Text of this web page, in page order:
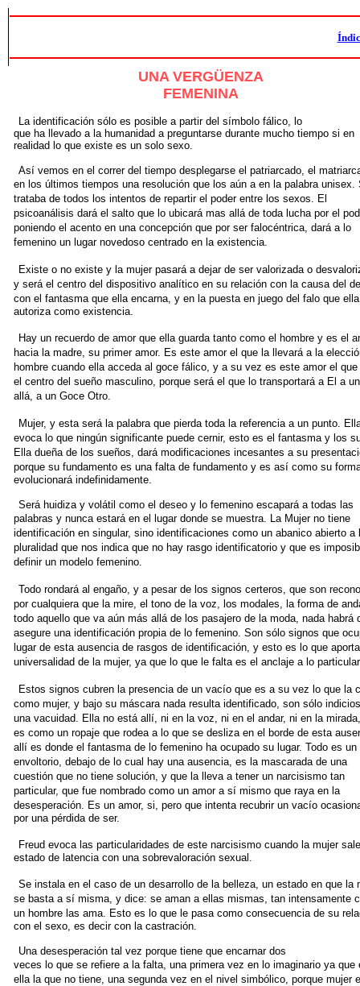
UNA VERGÜENZA
FEMENINA
La identificación sólo es posible a partir del símbolo fálico, lo
que ha llevado a la humanidad a preguntarse durante mucho tiempo si en
realidad lo que existe es un solo sexo.
Así vemos en el correr del tiempo desplegarse el patriarcado, el
en los últimos tiempos una resolución que los aún a en la palabra unisex.
trataba de todos los intentos de repartir el poder entre los sexos. El
psicoanálisis dará el salto que lo ubicará mas allá de toda lucha por el
poniendo el acento en una concepción que por ser falocéntrica, dará a lo
femenino un lugar novedoso centrado en la existencia.
Existe o no existe y la mujer pasará a dejar de ser valorizada o
y será el centro del dispositivo analítico en su relación con la causa del
con el fantasma que ella encarna, y en la puesta en juego del falo que ella
autoriza como existencia.
Hay un recuerdo de amor que ella guarda tanto como el hombre y es el
hacia la madre, su primer amor. Es este amor el que la llevará a la
hombre cuando ella acceda al goce fálico, y a su vez es este amor el que
el centro del sueño masculino, porque será el que lo transportará a El a
allá, a un Goce Otro.
Mujer, y esta será la palabra que pierda toda la referencia a un punto.
evoca lo que ningún significante puede cernir, esto es el fantasma y los
Ella dueña de los sueños, dará modificaciones incesantes a su
porque su fundamento es una falta de fundamento y es así como su
evolucionará indefinidamente.
Será huidiza y volátil como el deseo y lo femenino escapará a todas las
palabras y nunca estará en el lugar donde se muestra. La Mujer no tiene
identificación en singular, sino identificaciones como un abanico abierto a
pluralidad que nos indica que no hay rasgo identificatorio y que es
definir un modelo femenino.
Todo rondará al engaño, y a pesar de los signos certeros, que son
por cualquiera que la mire, el tono de la voz, los modales, la forma de
todo aquello que va aún más allá de los pasajero de la moda, nada habrá
asegure una identificación propia de lo femenino. Son sólo signos que
lugar de esta ausencia de rasgos de identificación, y esto es lo que
universalidad de la mujer, ya que lo que le falta es el anclaje a lo
Estos signos cubren la presencia de un vacío que es a su vez lo que la
como mujer, y bajo su máscara nada resulta identificado, son sólo
una vacuidad. Ella no está allí, ni en la voz, ni en el andar, ni en la
es como un ropaje que rodea a lo que se desliza en el borde de esta
allí es donde el fantasma de lo femenino ha ocupado su lugar. Todo es un
envoltorio, debajo de lo cual hay una ausencia, es la mascarada de una
cuestión que no tiene solución, y que la lleva a tener un narcisismo tan
particular, que fue nombrado como un amor a sí mismo que raya en la
desesperación. Es un amor, si, pero que intenta recubrir un vacío
por una pérdida de ser.
Freud evoca las particularidades de este narcisismo cuando la mujer
estado de latencia con una sobrevaloración sexual.
Se instala en el caso de un desarrollo de la belleza, un estado en que la
se basta a sí misma, y dice: se aman a ellas mismas, tan intensamente
un hombre las ama. Esto es lo que le pasa como consecuencia de su
con el sexo, es decir con la castración.
Una desesperación tal vez porque tiene que encarnar dos
veces lo que se refiere a la falta, una primera vez en lo imaginario ya que
ella la que no tiene, una segunda vez en el nivel simbólico, porque mujer